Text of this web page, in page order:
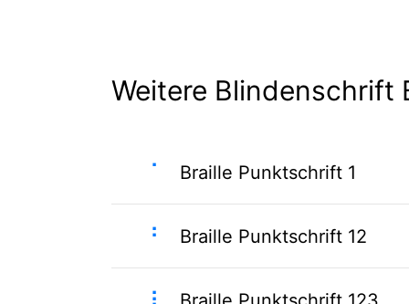
Weitere Blindenschrift
⠁ Braille Punktschrift 1
⠃ Braille Punktschrift 12